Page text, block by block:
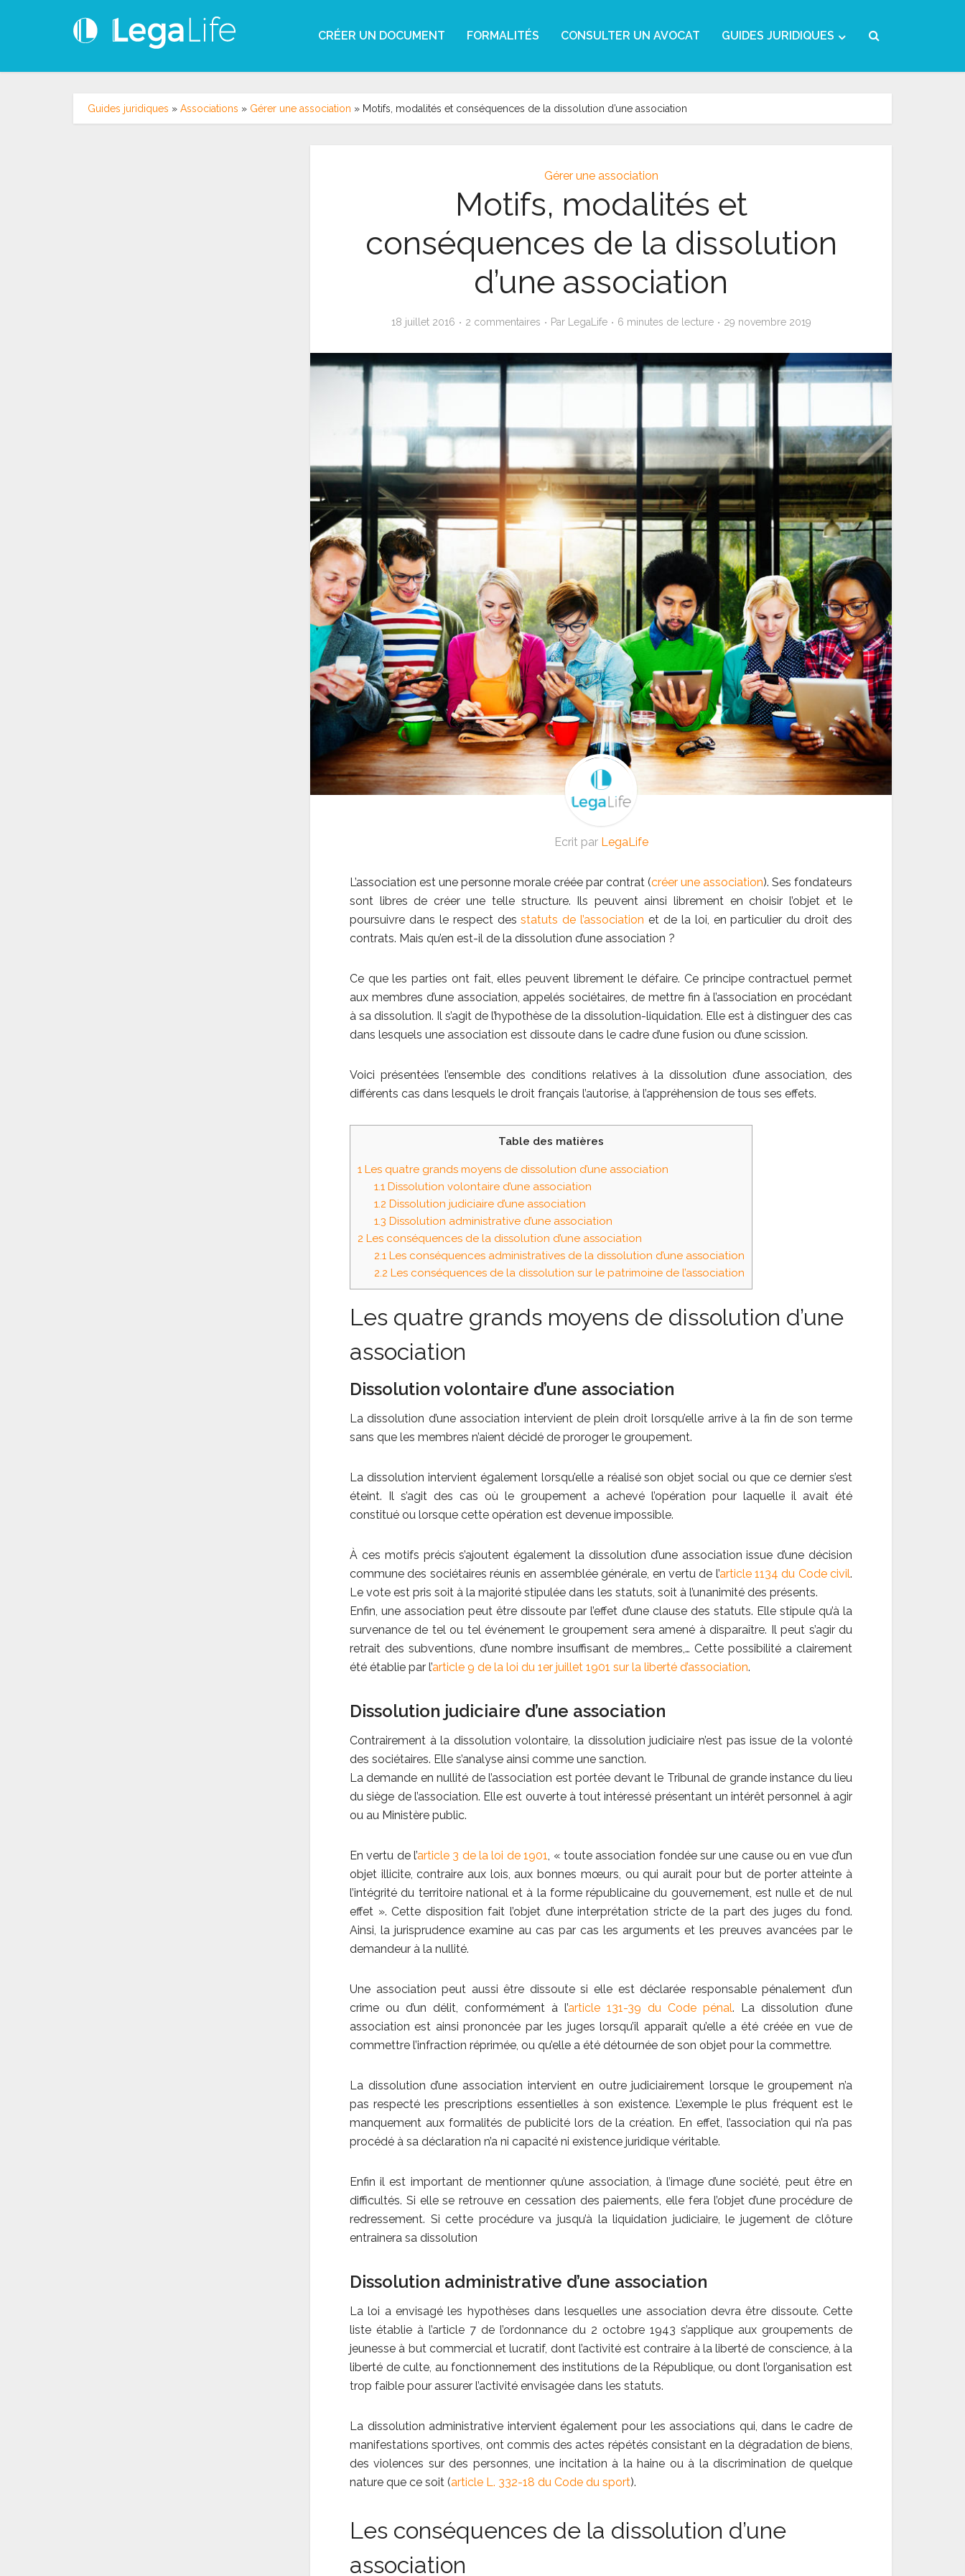
CRÉER UN DOCUMENT FORMALITÉS CONSULTER UN AVOCAT GUIDES JURIDIQUES
Guides juridiques » Associations » Gérer une association » Motifs, modalités et conséquences de la dissolution d’une association
Gérer une association
Motifs, modalités et
conséquences de la dissolution
d’une association
18 juillet 2016 2 commentaires Par LegaLife 6 minutes de lecture 29 novembre 2019
Ecrit par LegaLife
L’association est une personne morale créée par contrat (créer une association). Ses fondateurs
sont libres de créer une telle structure. Ils peuvent ainsi librement en choisir l’objet et le
poursuivre dans le respect desstatuts de l’association et de la loi, en particulier du droit des
contrats. Mais qu’en est-il de la dissolution d’une association ?
Ce que les parties ont fait, elles peuvent librement le défaire. Ce principe contractuel permet
aux membres d’une association, appelés sociétaires, de mettre fin à l’association en procédant
à sa dissolution. Il s’agit de l’hypothèse de la dissolution-liquidation. Elle est à distinguer des cas
dans lesquels une association est dissoute dans le cadre d’une fusion ou d’une scission.
Voici présentées l’ensemble des conditions relatives à la dissolution d’une association, des
différents cas dans lesquels le droit français l’autorise, à l’appréhension de tous ses effets.
Table des matières
1 Les quatre grands moyens de dissolution d’une association
1.1Dissolution volontaire d’une association
1.2Dissolution judiciaire d’une association
1.3 Dissolution administrative d’une association
2 Les conséquences de la dissolution d’une association
2.1Les conséquences administratives de la dissolution d’une association
2.2Les conséquences de la dissolution sur le patrimoine de l’association
Les quatre grands moyens de dissolution d’une
association
Dissolution volontaire d’une association
La dissolution d’une association intervient de plein droit lorsqu’elle arrive à la fin de son terme
sans que les membres n’aient décidé de proroger le groupement.
La dissolution intervient également lorsqu’elle a réalisé son objet social ou que ce dernier s’est
éteint. Il s’agit des cas où le groupement a achevé l’opération pour laquelle il avait été
constitué ou lorsque cette opération est devenue impossible.
À ces motifs précis s’ajoutent également la dissolution d’une association issue d’une décision
commune des sociétaires réunis en assemblée générale, en vertu de l’article 1134 du Code civil.
Le vote est pris soit à la majorité stipulée dans les statuts, soit à l’unanimité des présents.
Enfin, une association peut être dissoute par l’effet d’une clause des statuts. Elle stipule qu’à la
survenance de tel ou tel événement le groupement sera amené à disparaître. Il peut s’agir du
retrait des subventions, d’une nombre insuffisant de membres,… Cette possibilité a clairement
été établie par l’article 9 de la loi du 1er juillet 1901 sur la liberté d’association.
Dissolution judiciaire d’une association
Contrairement à la dissolution volontaire, la dissolution judiciaire n’est pas issue de la volonté
des sociétaires. Elle s’analyse ainsi comme une sanction.
La demande en nullité de l’association est portée devant le Tribunal de grande instance du lieu
du siège de l’association. Elle est ouverte à tout intéressé présentant un intérêt personnel à agir
ou au Ministère public.
En vertu de l’article 3 de la loi de 1901, « toute association fondée sur une cause ou en vue d’un
objet illicite, contraire aux lois, aux bonnes mœurs, ou qui aurait pour but de porter atteinte à
l’intégrité du territoire national et à la forme républicaine du gouvernement, est nulle et de nul
effet ». Cette disposition fait l’objet d’une interprétation stricte de la part des juges du fond.
Ainsi, la jurisprudence examine au cas par cas les arguments et les preuves avancées par le
demandeur à la nullité.
Une association peut aussi être dissoute si elle est déclarée responsable pénalement d’un
crime ou d’un délit, conformément à l’article 131-39 du Code pénal. La dissolution d’une
association est ainsi prononcée par les juges lorsqu’il apparaît qu’elle a été créée en vue de
commettre l’infraction réprimée, ou qu’elle a été détournée de son objet pour la commettre.
La dissolution d’une association intervient en outre judiciairement lorsque le groupement n’a
pas respecté les prescriptions essentielles à son existence. L’exemple le plus fréquent est le
manquement aux formalités de publicité lors de la création. En effet, l’association qui n’a pas
procédé à sa déclaration n’a ni capacité ni existence juridique véritable.
Enfin il est important de mentionner qu’une association, à l’image d’une société, peut être en
difficultés. Si elle se retrouve en cessation des paiements, elle fera l’objet d’une procédure de
redressement. Si cette procédure va jusqu’à la liquidation judiciaire, le jugement de clôture
entrainera sa dissolution
Dissolution administrative d’une association
La loi a envisagé les hypothèses dans lesquelles une association devra être dissoute. Cette
liste établie à l’article 7 de l’ordonnance du 2 octobre 1943 s’applique aux groupements de
jeunesse à but commercial et lucratif, dont l’activité est contraire à la liberté de conscience, à la
liberté de culte, au fonctionnement des institutions de la République, ou dont l’organisation est
trop faible pour assurer l’activité envisagée dans les statuts.
La dissolution administrative intervient également pour les associations qui, dans le cadre de
manifestations sportives, ont commis des actes répétés consistant en la dégradation de biens,
des violences sur des personnes, une incitation à la haine ou à la discrimination de quelque
nature que ce soit (article L. 332-18 du Code du sport).
Les conséquences de la dissolution d’une
association